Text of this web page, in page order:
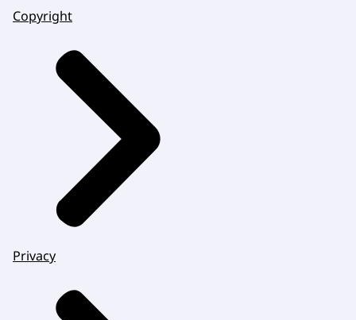
Copyright
Privacy